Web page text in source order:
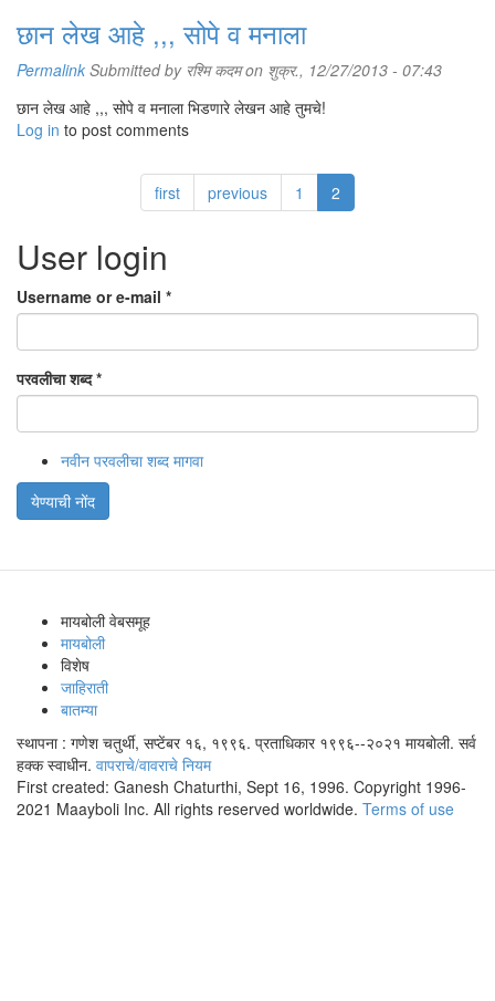
छान लेख आहे ,,, सोपे व मनाला
Permalink Submitted by रश्मि कदमon शुक्र., 12/27/2013 - 07:43
छान लेख आहे ,,, सोपे व मनाला भिडणारे लेखन आहे तुमचे!
Log in to post comments
first previous 1 2
User login
Username or e-mail *
परवलीचा शब्द*
नवीन परवलीचा शब्द मागवा
येण्याची नोंद
मायबोली वेबसमूह
मायबोली
विशेष
जाहिराती
बातम्या
स्थापना : गणेश चतुर्थी, सप्टेंबर १६, १९९६. प्रताधिकार १९९६--२०२१ मायबोली. सर्व
हक्क स्वाधीन. वापराचे/वावराचे नियम
First created: Ganesh Chaturthi, Sept 16, 1996. Copyright 1996-
2021 Maayboli Inc. All rights reserved worldwide. Terms of use